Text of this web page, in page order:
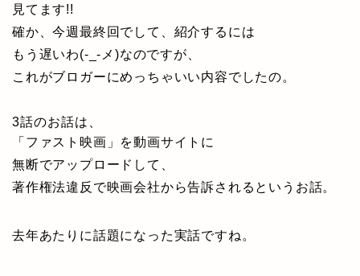
見てます!!
確か、今週最終回でして、紹介するには
もう遅いわ(-_-メ)なのですが、
これがブロガーにめっちゃいい内容でしたの。
3話のお話は、
「ファスト映画」を動画サイトに
無断でアップロードして、
著作権法違反で映画会社から告訴されるというお話。
去年あたりに話題になった実話ですね。